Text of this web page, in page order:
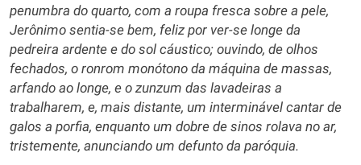
penumbra do quarto, com a roupa fresca sobre a pele,
Jerônimo sentia-se bem, feliz por ver-se longe da
pedreira ardente e do sol cáustico; ouvindo, de olhos
fechados, o ronrom monótono da máquina de massas,
arfando ao longe, e o zunzum das lavadeiras a
trabalharem, e, mais distante, um interminável cantar de
galos a porfia, enquanto um dobre de sinos rolava no ar,
tristemente, anunciando um defunto da paróquia.